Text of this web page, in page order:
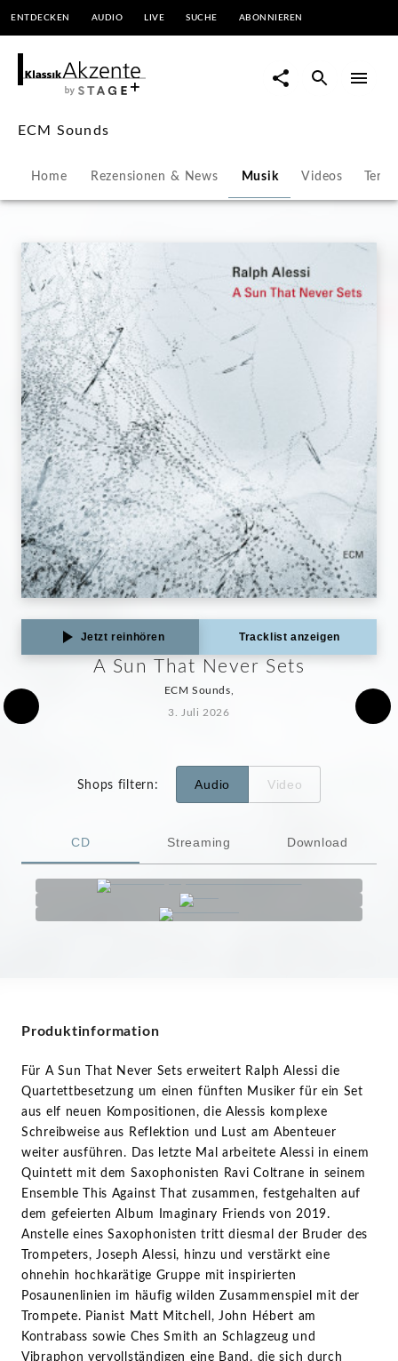
ECM
Sounds
KlassikAkzente
by
STAGE+
ENTDECKEN AUDIO LIVE SUCHE ABONNIEREN
ECM Sounds
Home Rezensionen & News Musik Videos
Jetzt reinhören Tracklist anzeigen
A Sun That Never Sets
ECM Sounds,
3. Juli 2026
Shops filtern : Audio Video
CD Streaming Download
Produktinformation
Für A Sun That Never Sets erweitert Ralph Alessi die
Quartettbesetzung um einen fünften Musiker für ein Set
aus elf neuen Kompositionen, die Alessis komplexe
Schreibweise aus Reflektion und Lust am Abenteuer
weiter ausführen. Das letzte Mal arbeitete Alessi in einem
Quintett mit dem Saxophonisten Ravi Coltrane in seinem
Ensemble This Against That zusammen, festgehalten auf
dem gefeierten Album Imaginary Friends von 2019.
Anstelle eines Saxophonisten tritt diesmal der Bruder des
Trompeters, Joseph Alessi, hinzu und verstärkt eine
ohnehin hochkarätige Gruppe mit inspirierten
Posaunenlinien im häufig wilden Zusammenspiel mit der
Trompete. Pianist Matt Mitchell, John Hébert am
Kontrabass sowie Ches Smith an Schlagzeug und
Vibraphon vervollständigen eine Band, die sich durch